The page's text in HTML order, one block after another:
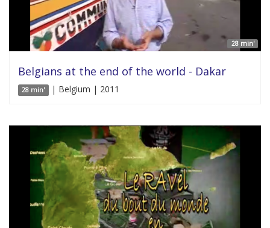
28 min'
Belgians at the end of the world - Dakar
28 min' | Belgium | 2011